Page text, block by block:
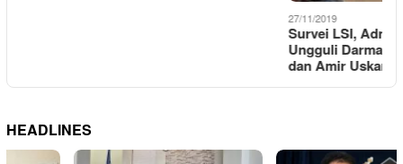
Survei LSI, Adnan Purichta
Ungguli Darmawangsah
dan Amir Uskara
HEADLINES